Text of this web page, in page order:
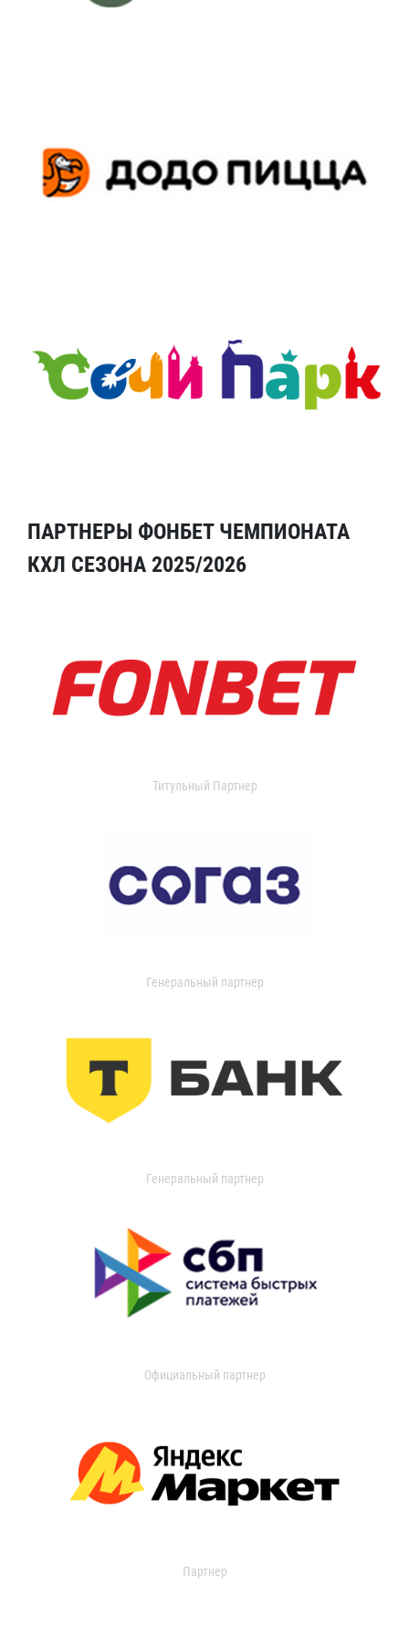
ПАРТНЕРЫ ФОНБЕТ ЧЕМПИОНАТА
КХЛ СЕЗОНА 2025/2026
Титульный Партнер
Генеральный партнер
Генеральный партнер
Официальный партнер
Партнер